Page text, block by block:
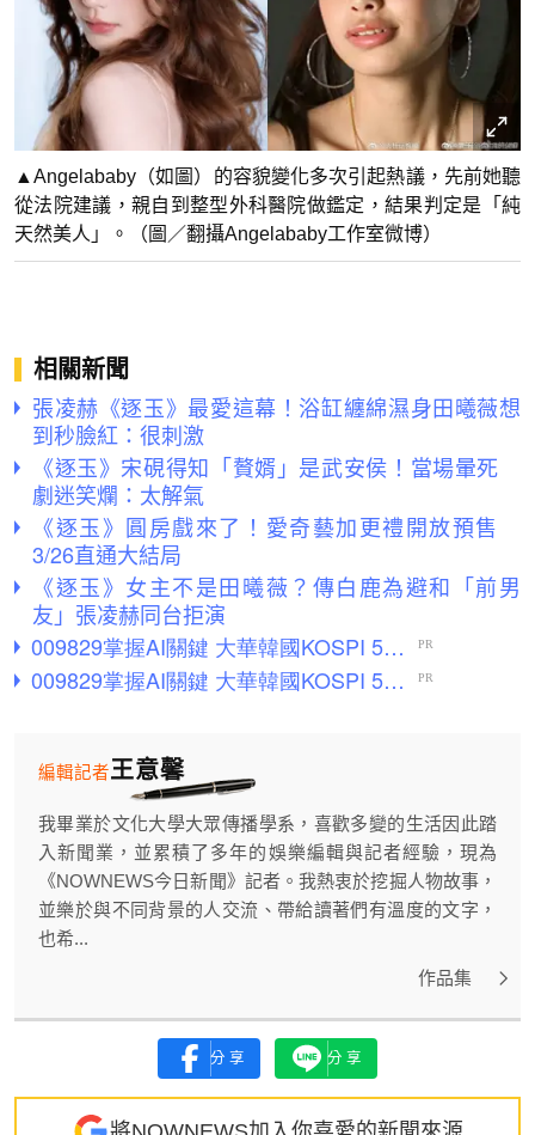
▲Angelababy（如圖）的容貌變化多次引起熱議，先前她聽
從法院建議，親自到整型外科醫院做鑑定，結果判定是「純
天然美人」。（圖／翻攝Angelababy工作室微博）
相關新聞
張凌赫《逐玉》最愛這幕！浴缸纏綿濕身田曦薇想
到秒臉紅：很刺激
《逐玉》宋硯得知「贅婿」是武安侯！當場暈死
劇迷笑爛：太解氣
《逐玉》圓房戲來了！愛奇藝加更禮開放預售
3/26直通大結局
《逐玉》女主不是田曦薇？傳白鹿為避和「前男
友」張凌赫同台拒演
王意馨
編輯記者
我畢業於文化大學大眾傳播學系，喜歡多變的生活因此踏
入新聞業，並累積了多年的娛樂編輯與記者經驗，現為
《NOWNEWS今日新聞》記者。我熱衷於挖掘人物故事，
並樂於與不同背景的人交流、帶給讀著們有溫度的文字，
也希...
作品集
分享 分享